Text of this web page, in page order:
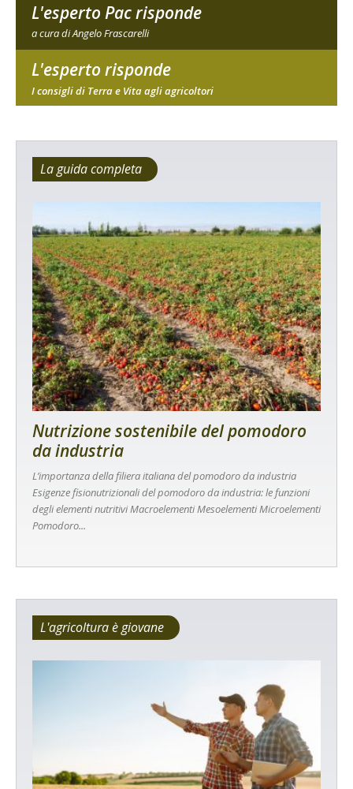
L'esperto Pac risponde
a cura di Angelo Frascarelli
L'esperto risponde
I consigli di Terra e Vita agli agricoltori
La guida completa
Nutrizione sostenibile del pomodoro
da industria
L’importanza della filiera italiana del pomodoro da industria
Esigenze fisionutrizionali del pomodoro da industria: le funzioni
degli elementi nutritivi Macroelementi Mesoelementi Microelementi
Pomodoro...
L'agricoltura è giovane